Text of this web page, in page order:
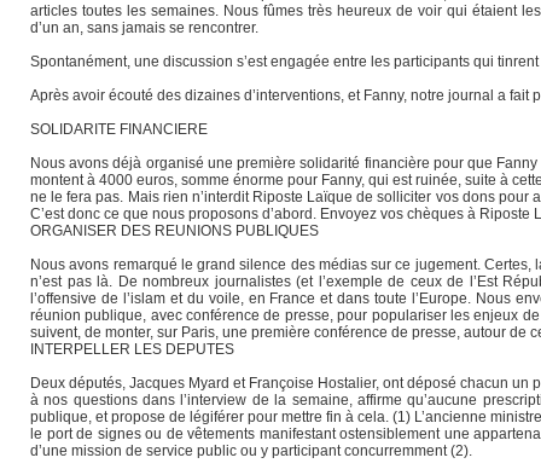
articles toutes les semaines. Nous fûmes très heureux de voir qui étaient
d’un an, sans jamais se rencontrer.
Spontanément, une discussion s’est engagée entre les participants qui
Après avoir écouté des dizaines d’interventions, et Fanny, notre journal a fait
SOLIDARITE FINANCIERE
Nous avons déjà organisé une première solidarité financière pour que
montent à 4000 euros, somme énorme pour Fanny, qui est ruinée, suite à
ne le fera pas. Mais rien n’interdit Riposte Laïque de solliciter vos dons pour
C’est donc ce que nous proposons d’abord. Envoyez vos chèques à
ORGANISER DES REUNIONS PUBLIQUES
Nous avons remarqué le grand silence des médias sur ce jugement.
n’est pas là. De nombreux journalistes (et l’exemple de ceux de l’Est
l’offensive de l’islam et du voile, en France et dans toute l’Europe. Nous
réunion publique, avec conférence de presse, pour populariser les enjeux
suivent, de monter, sur Paris, une première conférence de presse, autour de
INTERPELLER LES DEPUTES
Deux députés, Jacques Myard et Françoise Hostalier, ont déposé chacun
à nos questions dans l’interview de la semaine, affirme qu’aucune
publique, et propose de légiférer pour mettre fin à cela. (1) L’ancienne
le port de signes ou de vêtements manifestant ostensiblement une
d’une mission de service public ou y participant concurremment (2).